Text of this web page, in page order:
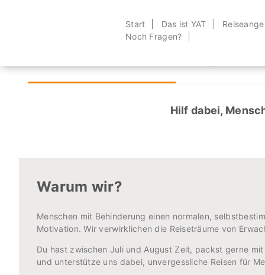
Start Das ist YAT
Noch Fragen?
Hilf dabei,
Warum wir?
Menschen mit Behinderung einen normalen,
Motivation. Wir verwirklichen die Reiseträume von
Du hast zwischen Juli und August Zeit, packst gerne
und unterstütze uns dabei, unvergessliche Reisen für